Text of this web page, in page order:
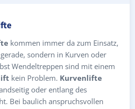
kommen immer da zum Einsatz,
sondern in Kurven oder
Wendeltreppen sind mit einem
kein Problem. Kurvenlifte
oder entlang des
Bei baulich anspruchsvollen